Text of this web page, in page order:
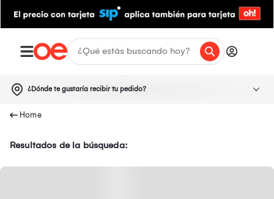
¿Dónde te gustaría recibir tu pedido?
Resultados de la búsqueda: